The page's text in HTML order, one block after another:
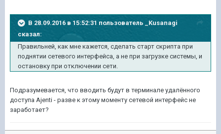
В 28.09.2016 в 15:52:31 пользователь _Kusanagi
сказал:
Правильней, как мне кажется, сделать старт скрипта при
поднятии сетевого интерфейса, а не при загрузке системы, и
остановку при отключении сети.
Подразумевается, что вводить будут в терминале удалённого
доступа Ajenti - разве к этому моменту сетевой интерфейс не
заработает?